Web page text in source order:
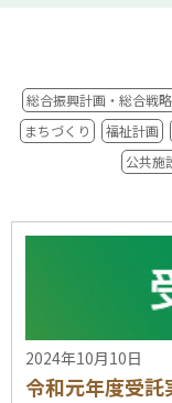
総合振興計画・総合戦略
まちづくり
福祉計画
公共施
2024年10月10日
令和元年度受託